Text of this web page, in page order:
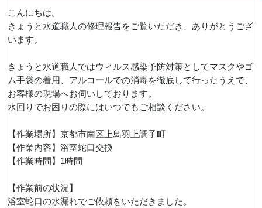
こんにちは。
きょうと水道職人の修理報告をご覧いただき、ありがとうござ
います。
きょうと水道職人ではウィルス感染予防対策としてマスクやゴ
ム手袋の着用、アルコールでの消毒を徹底して行ったうえで、
お客様の現場へお伺いしております。
水回りでお困りの際にはいつでもご相談ください。
【作業場所】京都市南区上鳥羽上調子町
【作業内容】浴室蛇口交換
【作業時間】1時間
【作業前の状況】
浴室蛇口の水漏れでご依頼をいただきました。